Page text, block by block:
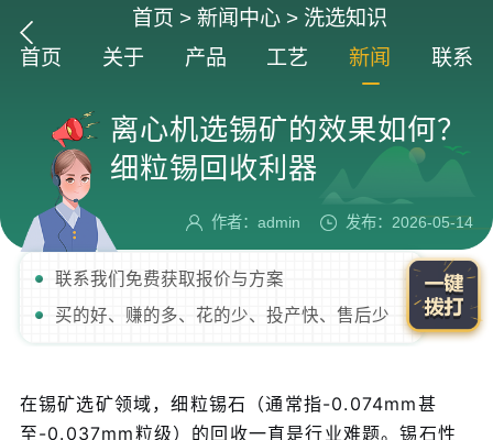
首页 > 新闻中心> 洗选知识
首页
关于 产品 工艺 新闻 联系
离心机选锡矿的效果如何？
细粒锡回收利器
作者：admin 发布：2026-05-14
联系我们免费获取报价与方案
买的好、赚的多、花的少、投产快、售后少
在锡矿选矿领域，细粒锡石（通常指-0.074mm甚
至-0.037mm粒级）的回收一直是行业难题。锡石性